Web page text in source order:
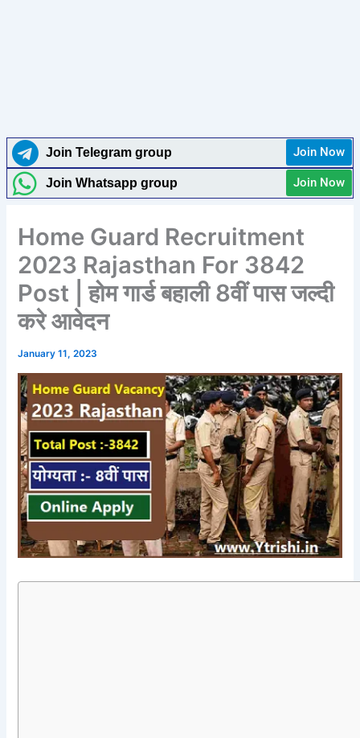
Join Telegram group Join Now
Join Whatsapp group Join Now
Home Guard Recruitment
2023 Rajasthan For 3842
Post | होम गार्ड बहाली 8वीं पास जल्दी
करे आवेदन
January 11, 2023